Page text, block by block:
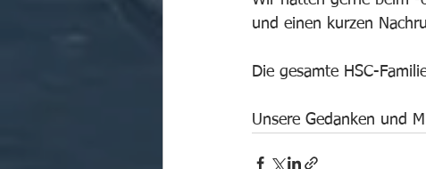
und einen kurzen
Die gesamte HSC-
Unsere Gedanken und